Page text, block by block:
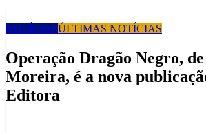
NOTÍCIASÚLTIMAS NOTÍCIAS
Operação Dragão Negro,
Moreira, é a nova
Editora